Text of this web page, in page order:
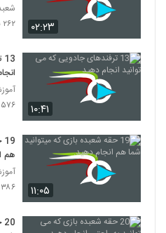
۰۲:۲۳
۲۶۲ بازدید
۱۰:۴۱
۵۷۶ بازدید
۱۱:۰۵
هم
۳۸۶ بازدید